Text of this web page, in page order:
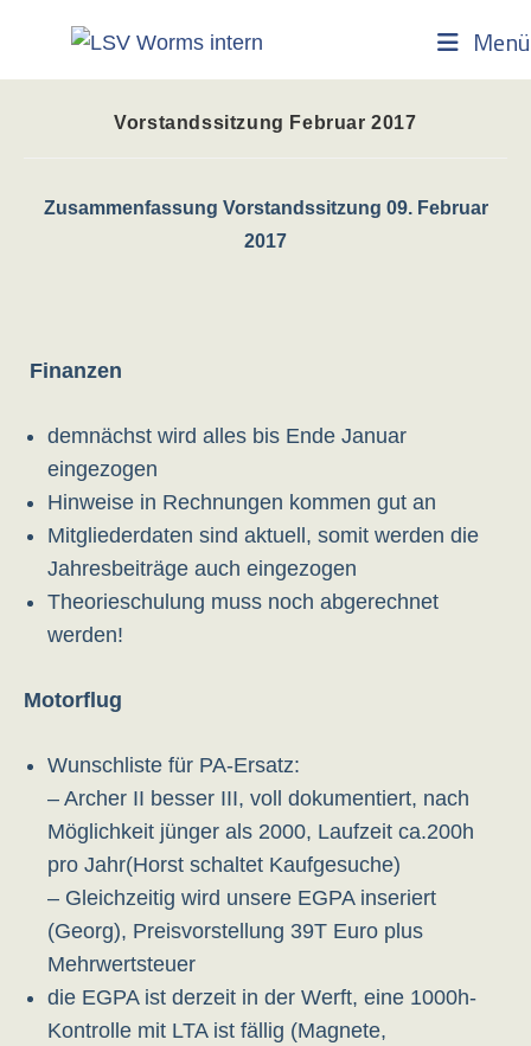
Menü
Vorstandssitzung Februar 2017
Zusammenfassung Vorstandssitzung 09. Februar
2017
Finanzen
demnächst wird alles bis Ende Januar
eingezogen
Hinweise in Rechnungen kommen gut an
Mitgliederdaten sind aktuell, somit werden die
Jahresbeiträge auch eingezogen
Theorieschulung muss noch abgerechnet
werden!
Motorflug
Wunschliste für PA-Ersatz:
– Archer II besser III, voll dokumentiert, nach
Möglichkeit jünger als 2000, Laufzeit ca.200h
pro Jahr(Horst schaltet Kaufgesuche)
– Gleichzeitig wird unsere EGPA inseriert
(Georg), Preisvorstellung 39T Euro plus
Mehrwertsteuer
die EGPA ist derzeit in der Werft, eine 1000h-
Kontrolle mit LTA ist fällig (Magnete,